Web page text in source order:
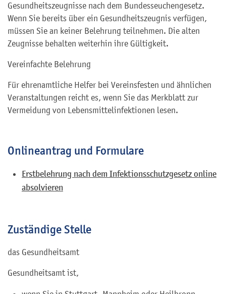
Gesundheitszeugnisse nach dem Bundesseuchengesetz.
Wenn Sie bereits über ein Gesundheitszeugnis verfügen,
müssen Sie an keiner Belehrung teilnehmen. Die alten
Zeugnisse behalten weiterhin ihre Gültigkeit.
Vereinfachte Belehrung
Für ehrenamtliche Helfer bei Vereinsfesten und ähnlichen
Veranstaltungen reicht es, wenn Sie das Merkblatt zur
Vermeidung von Lebensmittelinfektionen lesen.
Onlineantrag und Formulare
Erstbelehrung nach dem Infektionsschutzgesetz online
absolvieren
Zuständige Stelle
das Gesundheitsamt
Gesundheitsamt ist,